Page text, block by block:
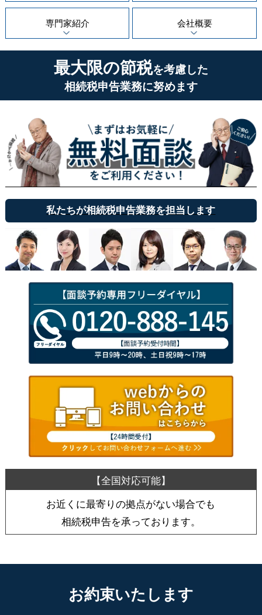
専門家紹介 会社概要
最大限の節税を考慮した
相続税申告業務に努めます
私たちが相続税申告業務を担当します
お近くに最寄りの拠点がない場合でも
相続税申告を承っております。
お約束いたします